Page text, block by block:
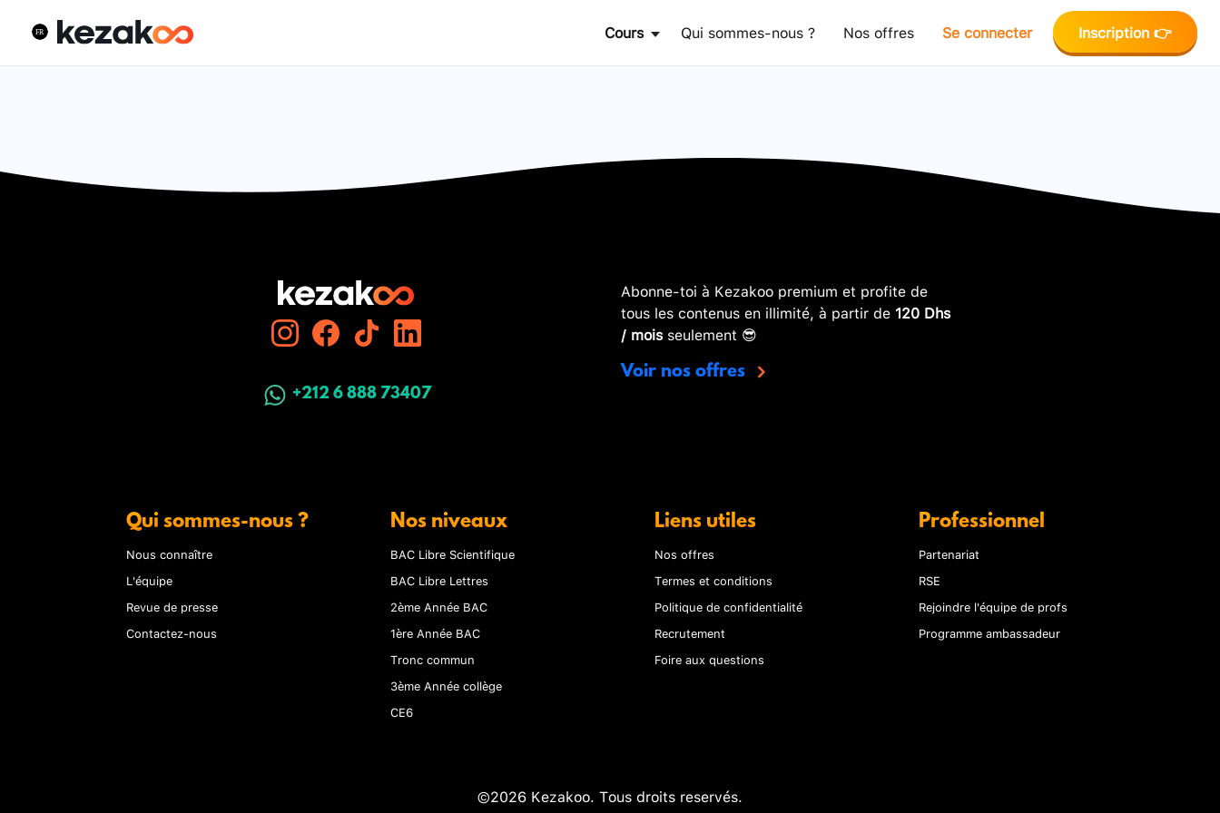
Cours Qui sommes-nous ? Nos offres Se connecter Inscription 👉
+212 6 888 73407
Abonne-toi à Kezakoo premium et profite de
tous les contenus en illimité, à partir de 120 Dhs
/ moisseulement 😎
Voir nos offres
Qui sommes-nous ?
Nous connaître
L'équipe
Revue de presse
Contactez-nous
Nos niveaux
BAC Libre Scientifique
BAC Libre Lettres
2ème Année BAC
1ère Année BAC
Tronc commun
3ème Année collège
CE6
Liens utiles
Nos offres
Termes et conditions
Politique de confidentialité
Recrutement
Foire aux questions
Professionnel
Partenariat
RSE
Rejoindre l'équipe de profs
Programme ambassadeur
©2026 Kezakoo. Tous droits reservés.